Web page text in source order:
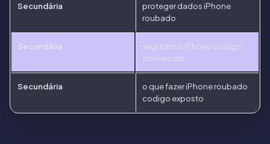
Secundária
proteger dados iPhone
roubado
Secundária
seguranca iPhone codigo
conhecido
Secundária
o que fazer iPhone roubado
codigo exposto